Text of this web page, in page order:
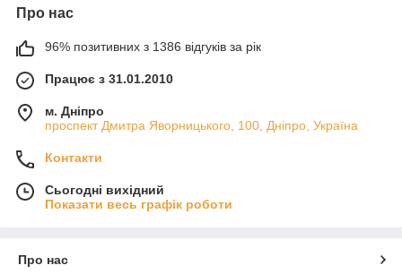
Про нас
96% позитивних з 1386 відгуків за рік
Працює з 31.01.2010
м. Дніпро
проспект Дмитра Яворницького, 100, Дніпро, Україна
Контакти
Сьогодні вихідний
Показати весь графік роботи
Про нас